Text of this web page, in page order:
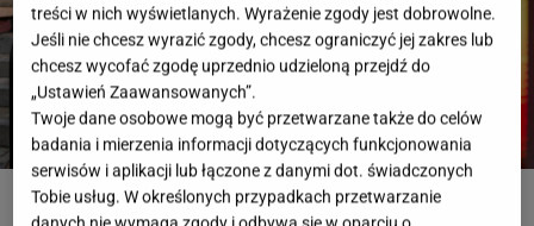
ROZWIĄŻ QUIZ
treści w nich wyświetlanych. Wyrażenie zgody jest dobrowolne.
Jeśli nie chcesz wyrazić zgody, chcesz ograniczyć jej zakres lub
chcesz wycofać zgodę uprzednio udzieloną przejdź do
„Ustawień Zaawansowanych”.
Twoje dane osobowe mogą być przetwarzane także do celów
badania i mierzenia informacji dotyczących funkcjonowania
serwisów i aplikacji lub łączone z danymi dot. świadczonych
Tobie usług. W określonych przypadkach przetwarzanie